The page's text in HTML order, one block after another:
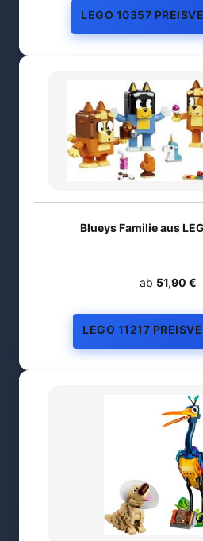
LEGO 10357
Blueys Familie aus
ab 51,90 €
LEGO 11217